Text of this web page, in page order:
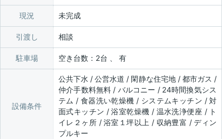
現況 未完成
引渡し 相談
駐車場 空き台数：2台 、 有
設備条件
公共下水 / 公営水道 / 閑静な住宅地 / 都市ガス /
仲介手数料無料 / バルコニー / 24時間換気シス
テム / 食器洗い乾燥機 / システムキッチン / 対
面式キッチン / 浴室乾燥機 / 温水洗浄便座 / ト
イレ２ヶ所 / 浴室１坪以上 / 収納豊富 / ディン
プルキー